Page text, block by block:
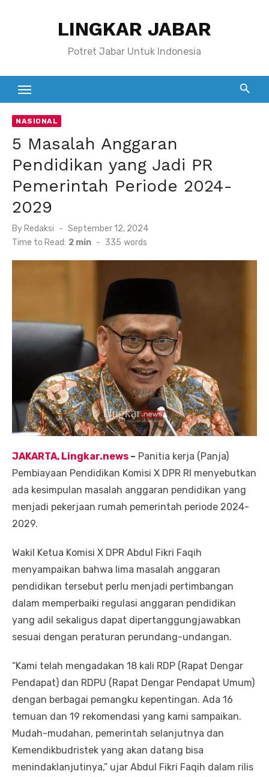
LINGKAR JABAR
Potret Jabar Untuk Indonesia
NASIONAL
5 Masalah Anggaran
Pendidikan yang Jadi PR
Pemerintah Periode 2024-
2029
By Redaksi
Posted
on
September 12, 2024
Time to Read: 2 min - 335 words
JAKARTA, Lingkar.news – Panitia kerja (Panja)
Pembiayaan Pendidikan Komisi X DPR RI menyebutkan
ada kesimpulan masalah anggaran pendidikan yang
menjadi pekerjaan rumah pemerintah periode 2024-
2029.
Wakil Ketua Komisi X DPR Abdul Fikri Faqih
menyampaikan bahwa lima masalah anggaran
pendidikan tersebut perlu menjadi pertimbangan
dalam memperbaiki regulasi anggaran pendidikan
yang adil sekaligus dapat dipertanggungjawabkan
sesuai dengan peraturan perundang-undangan.
“Kami telah mengadakan 18 kali RDP (Rapat Dengar
Pendapat) dan RDPU (Rapat Dengar Pendapat Umum)
dengan berbagai pemangku kepentingan. Ada 16
temuan dan 19 rekomendasi yang kami sampaikan.
Mudah-mudahan, pemerintah selanjutnya dan
Kemendikbudristek yang akan datang bisa
menindaklanjutinya,” ujar Abdul Fikri Faqih dalam rilis